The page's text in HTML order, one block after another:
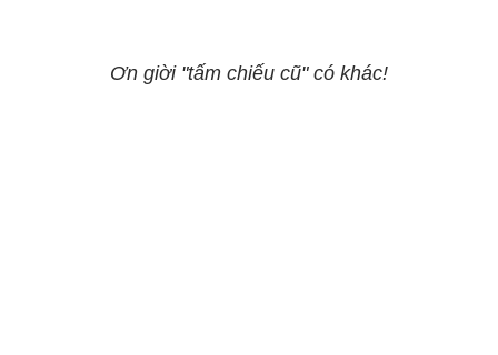
Ơn giời "tấm chiếu cũ" có khác!